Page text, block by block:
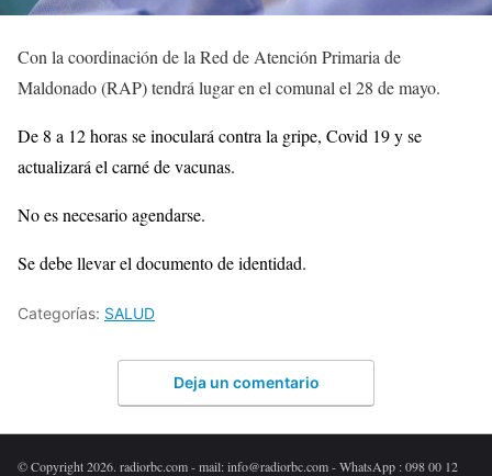
Con la coordinación de la Red de Atención Primaria de
Maldonado (RAP) tendrá lugar en el comunal el 28 de mayo.
De 8 a 12 horas se inoculará contra la gripe, Covid 19 y se
actualizará el carné de vacunas.
No es necesario agendarse.
Se debe llevar el documento de identidad.
Categorías: SALUD
Deja un comentario
© Copyright 2026. radiorbc.com - mail: info@radiorbc.com - WhatsApp : 098 00 12